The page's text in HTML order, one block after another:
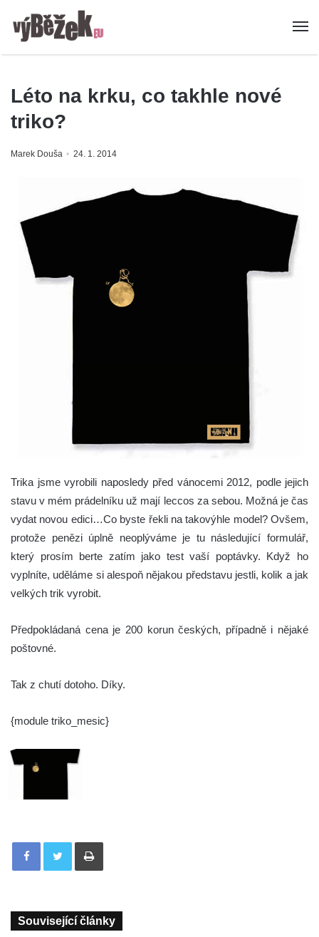
Léto na krku, co takhle nové
triko?
Marek Douša 24. 1. 2014
Trika jsme vyrobili naposledy před vánocemi 2012, podle jejich
stavu v mém prádelníku už mají leccos za sebou. Možná je čas
vydat novou edici…Co byste řekli na takovýhle model? Ovšem,
protože penězi úplně neoplýváme je tu následující formulář,
který prosím berte zatím jako test vaší poptávky. Když ho
vyplníte, uděláme si alespoň nějakou představu jestli, kolik a jak
velkých trik vyrobit.
Předpokládaná cena je 200 korun českých, případně i nějaké
poštovné.
Tak z chutí dotoho. Díky.
{module triko_mesic}
Tisknout
Související články